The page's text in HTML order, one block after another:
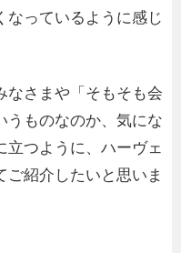
なっているように感じ
なさまや「そもそも会
うものなのか、気にな
立つように、ハーヴェ
ご紹介したいと思いま